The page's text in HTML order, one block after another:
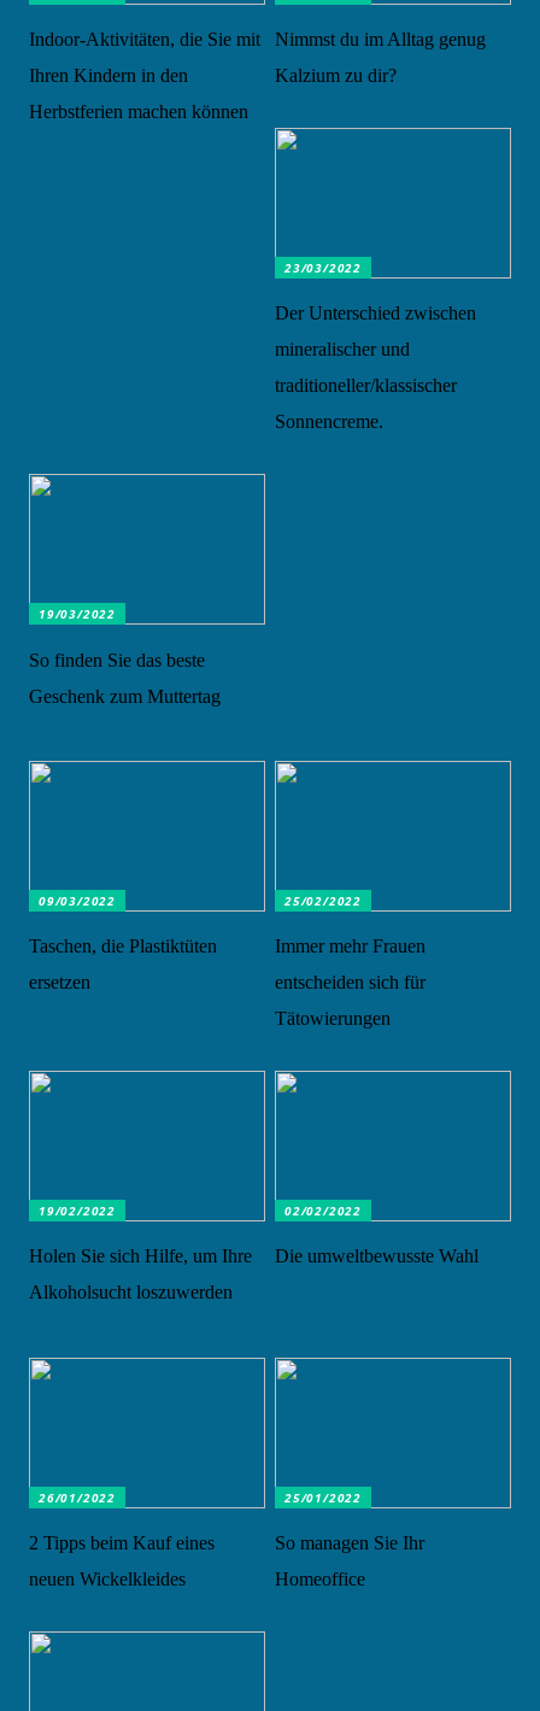
Indoor-Aktivitäten, die Sie mit
Ihren Kindern in den
Herbstferien machen können
Nimmst du im Alltag genug
Kalzium zu dir?
23/03/2022
Der Unterschied zwischen
mineralischer und
traditioneller/klassischer
Sonnencreme.
19/03/2022
So finden Sie das beste
Geschenk zum Muttertag
09/03/2022
Taschen, die Plastiktüten
ersetzen
25/02/2022
Immer mehr Frauen
entscheiden sich für
Tätowierungen
19/02/2022
Holen Sie sich Hilfe, um Ihre
Alkoholsucht loszuwerden
02/02/2022
Die umweltbewusste Wahl
26/01/2022
2 Tipps beim Kauf eines
neuen Wickelkleides
25/01/2022
So managen Sie Ihr
Homeoffice